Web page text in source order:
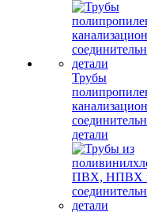
Трубы
детали